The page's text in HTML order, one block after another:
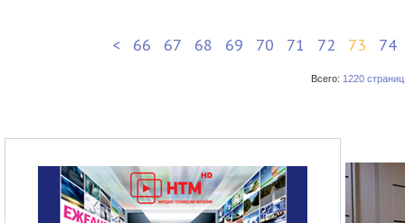
< 66 67 68 69 70 71 72 73 74
Всего: 1220 страниц